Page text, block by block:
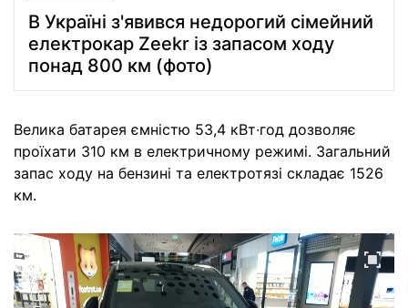
В Україні з'явився недорогий сімейний
електрокар Zeekr із запасом ходу
понад 800 км (фото)
Велика батарея ємністю 53,4 кВт∙год дозволяє
проїхати 310 км в електричному режимі. Загальний
запас ходу на бензині та електротязі складає 1526
км.